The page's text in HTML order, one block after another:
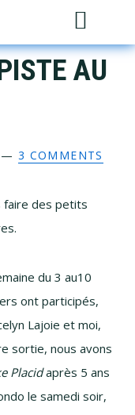
AU
— 3 COMMENTS
faire des petits
du 3 au10
ont participés,
Lajoie et moi,
sortie, nous avons
Placidaprès 5 ans
le samedi soir,